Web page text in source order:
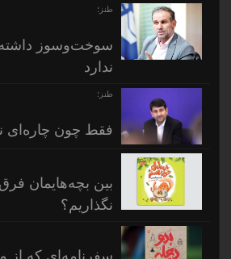
طنز؛
سوخت‌وسوز داشته
ندارد
طنز؛
فقط چون چاره‌ای
بین بچه‌هایمان فرق
نگذاریم؟
سفرنامه‌ای که از